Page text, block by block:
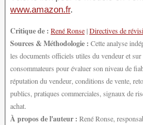
www.amazon.fr.
Critique de : René Ronse|Directives de
Sources & Méthodologie : Cette analyse
les documents officiels utiles du vendeur et
consommateurs pour évaluer son niveau de
réputation du vendeur, conditions de vente,
publics, pratiques commerciales, signaux de
achat.
À propos de l'auteur : René Ronse,